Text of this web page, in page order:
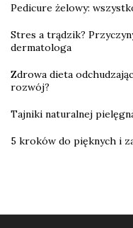
Pedicure żelowy:
Stres a trądzik?
dermatologa
Zdrowa dieta
rozwój?
Tajniki naturalnej
5 kroków do pięknych i